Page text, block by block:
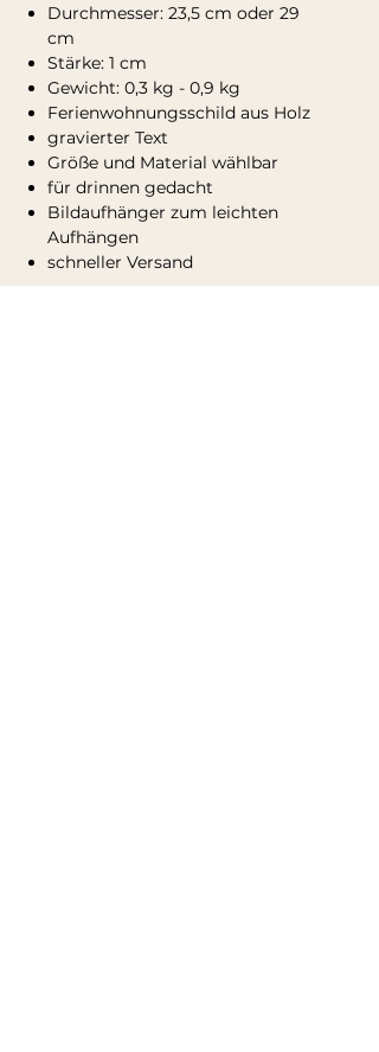
Durchmesser: 23,5 cm oder 29
cm
Stärke: 1 cm
Gewicht: 0,3 kg - 0,9 kg
Ferienwohnungsschild aus Holz
gravierter Text
Größe und Material wählbar
für drinnen gedacht
Bildaufhänger zum leichten
Aufhängen
schneller Versand